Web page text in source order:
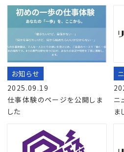
お知らせ
2025.09.19
仕事体験のページを公開しま
した
ニ
ま